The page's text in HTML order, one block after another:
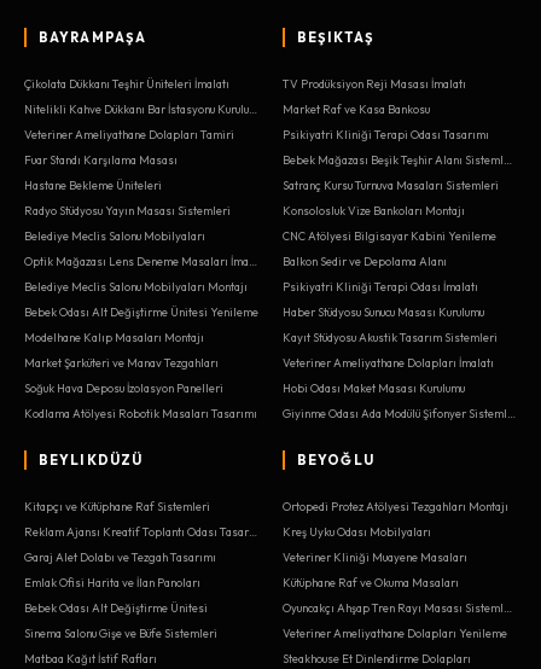
BAYRAMPAŞA
Çikolata Dükkanı Teşhir Üniteleri İmalatı
Veteriner Ameliyathane Dolapları Tamiri
Fuar Standı Karşılama Masası
Hastane Bekleme Üniteleri
Radyo Stüdyosu Yayın Masası Sistemleri
Belediye Meclis Salonu Mobilyaları
Belediye Meclis Salonu Mobilyaları Montajı
Bebek Odası Alt Değiştirme Ünitesi Yenileme
Modelhane Kalıp Masaları Montajı
Market Şarküteri ve Manav Tezgahları
Soğuk Hava Deposu İzolasyon Panelleri
Kodlama Atölyesi Robotik Masaları Tasarımı
BEŞIKTAŞ
TV Prodüksiyon Reji Masası İmalatı
Market Raf ve Kasa Bankosu
Psikiyatri Kliniği Terapi Odası Tasarımı
Satranç Kursu Turnuva Masaları Sistemleri
Konsolosluk Vize Bankoları Montajı
CNC Atölyesi Bilgisayar Kabini Yenileme
Balkon Sedir ve Depolama Alanı
Psikiyatri Kliniği Terapi Odası İmalatı
Haber Stüdyosu Sunucu Masası Kurulumu
Kayıt Stüdyosu Akustik Tasarım Sistemleri
Veteriner Ameliyathane Dolapları İmalatı
Hobi Odası Maket Masası Kurulumu
BEYLIKDÜZÜ
Kitapçı ve Kütüphane Raf Sistemleri
Garaj Alet Dolabı ve Tezgah Tasarımı
Emlak Ofisi Harita ve İlan Panoları
Bebek Odası Alt Değiştirme Ünitesi
Sinema Salonu Gişe ve Büfe Sistemleri
Matbaa Kağıt İstif Rafları
BEYOĞLU
Ortopedi Protez Atölyesi Tezgahları Montajı
Kreş Uyku Odası Mobilyaları
Veteriner Kliniği Muayene Masaları
Kütüphane Raf ve Okuma Masaları
Veteriner Ameliyathane Dolapları Yenileme
Steakhouse Et Dinlendirme Dolapları